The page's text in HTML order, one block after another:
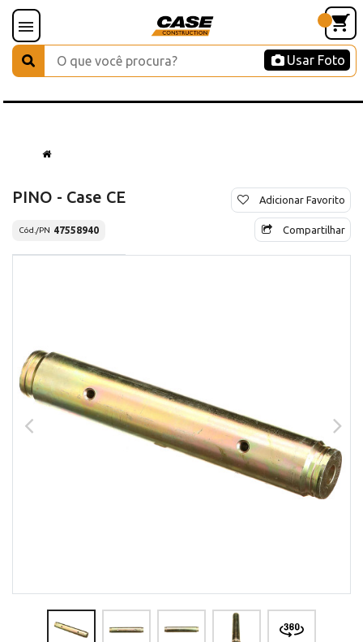
Usar Foto
PINO - Case CE
Cód./PN 47558940
Adicionar Favorito
Compartilhar